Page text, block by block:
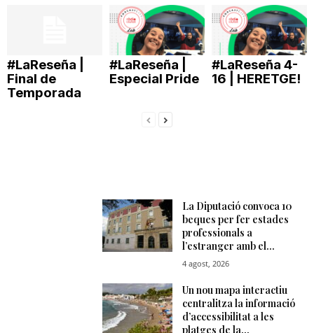
g
#LaReseña |
Final de
Temporada
#LaReseña |
Especial Pride
#LaReseña 4-
16 | HERETGE!